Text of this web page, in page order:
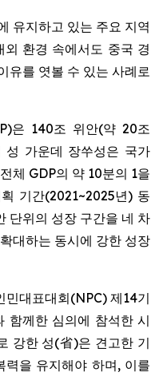
유지하고 있는 주요 지역
환경 속에서도 중국 경
유를 엿볼 수 있는 사례로
은 140조 위안(약 20조
성 가운데 장쑤성은 국가
체 GDP의 약 10분의 1을
기간(2021~2025년) 동
단위의 성장 구간을 네 차
대하는 동시에 강한 성장
민대표대회(NPC) 제14기
함께한 심의에 참석한 시
강한 성(省)은 견고한 기
을 유지해야 하며, 이를